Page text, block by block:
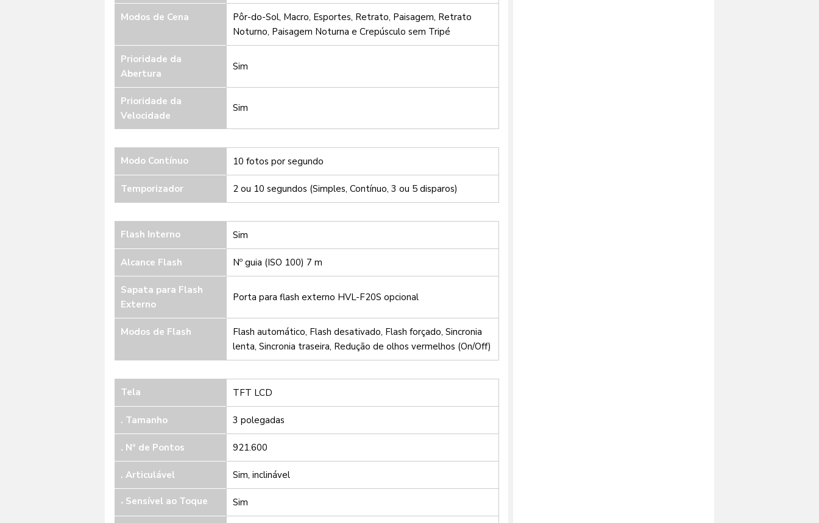
Modos de Cena
Pôr-do-Sol, Macro, Esportes, Retrato, Paisagem, Retrato
Noturno, Paisagem Noturna e Crepúsculo sem Tripé
Prioridade da
Abertura
Sim
Prioridade da
Velocidade
Sim
Modo Contínuo 10 fotos por segundo
Temporizador 2 ou 10 segundos (Simples, Contínuo, 3 ou 5 disparos)
Flash Interno Sim
Alcance Flash Nº guia (ISO 100) 7 m
Sapata para Flash
Externo
Porta para flash externo HVL-F20S opcional
Modos de Flash
Flash automático, Flash desativado, Flash forçado, Sincronia
lenta, Sincronia traseira, Redução de olhos vermelhos (On/Off)
Tela TFT LCD
. Tamanho 3 polegadas
. Nº de Pontos 921.600
. Articulável Sim, inclinável
Sensível ao Toque Sim